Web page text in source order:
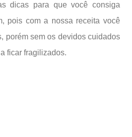
dicas para que você consiga
pois com a nossa receita você
porém sem os devidos cuidados
ficar fragilizados.